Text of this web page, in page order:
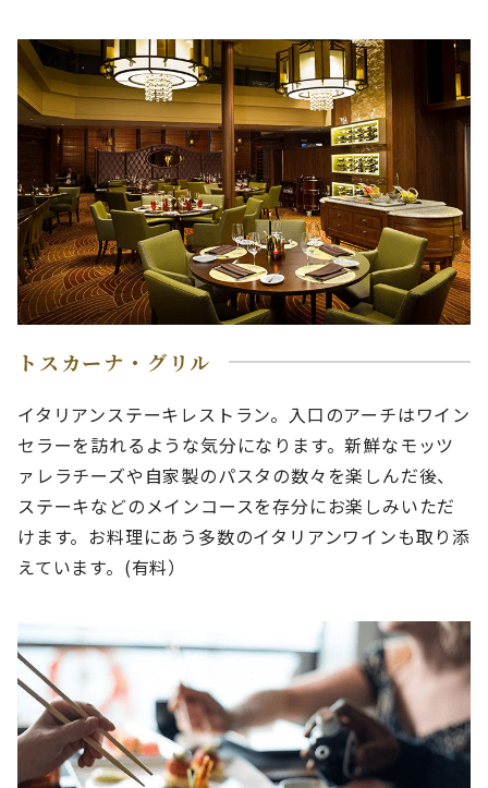
トスカーナ・グリル
イタリアンステーキレストラン。入口のアーチはワイン
セラーを訪れるような気分になります。新鮮なモッツ
ァレラチーズや自家製のパスタの数々を楽しんだ後、
ステーキなどのメインコースを存分にお楽しみいただ
けます。お料理にあう多数のイタリアンワインも取り添
えています。(有料）